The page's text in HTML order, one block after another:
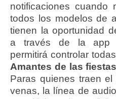
notificaciones cuando
todos los modelos de
tienen la oportunidad
a través de la app
permitirá controlar
Amantes de las fiestas
Paras quienes traen
venas, la línea de